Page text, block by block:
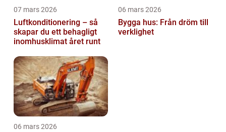
07 mars 2026
Luftkonditionering – så
skapar du ett behagligt
inomhusklimat året runt
06 mars 2026
Bygga hus: Från dröm till
verklighet
06 mars 2026